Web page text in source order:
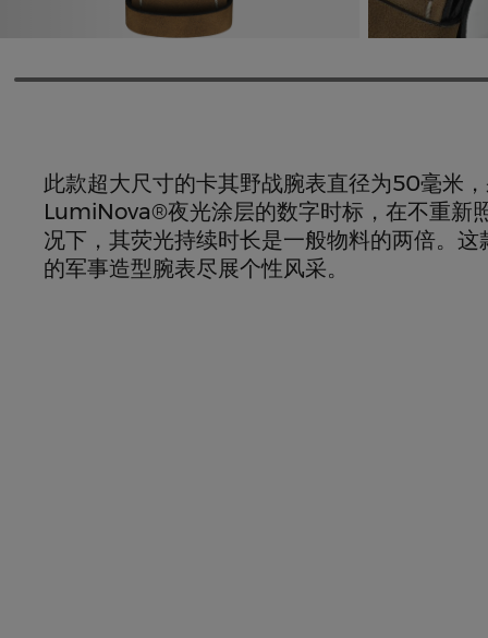
此款超大尺寸的卡其野战腕表直径为50毫米
LumiNova®夜光涂层的数字时标，在不重新
况下，其荧光持续时长是一般物料的两倍。
的军事造型腕表尽展个性风采。